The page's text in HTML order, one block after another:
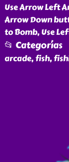
Use Arrow Left
Arrow Down
to Bomb, Use
📂 Categorías
arcade, fish,